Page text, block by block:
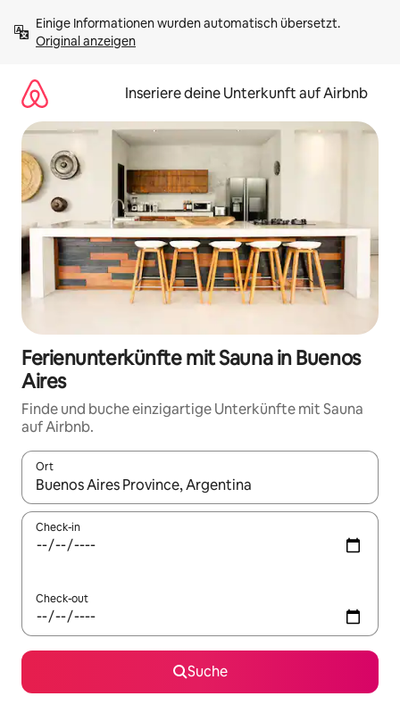
Inhalten
springenOriginal anzeigen
Inseriere deine Unterkunft auf Airbnb
Ferienunterkünfte mit Sauna in Buenos
Aires
Finde und buche einzigartige Unterkünfte mit Sauna
auf Airbnb.
Ort
Wenn Ergebnisse verfügbar sind, navigiere mit den
Check-in
Check-out
Suche